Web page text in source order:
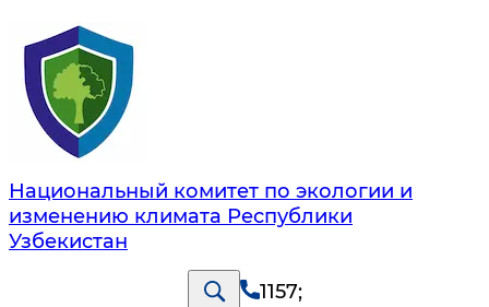
Национальный комитет по экологии и
изменению климата Республики
Узбекистан
1157;